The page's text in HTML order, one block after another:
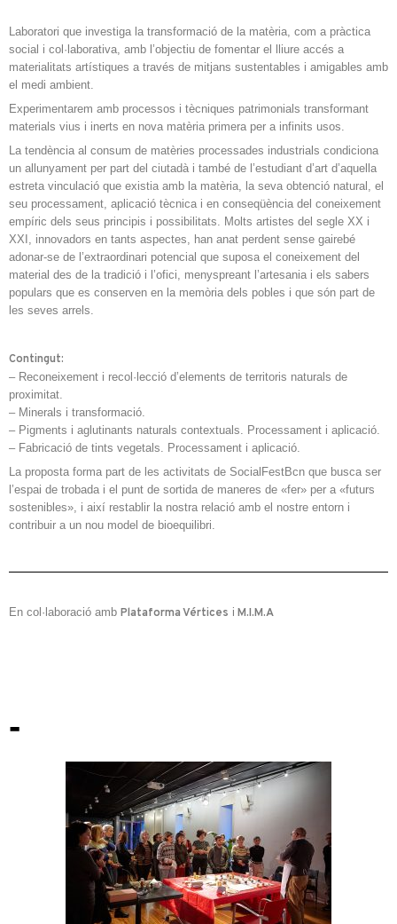
Laboratori que investiga la transformació de la matèria, com a pràctica
social i col·laborativa, amb l’objectiu de fomentar el lliure accés a
materialitats artístiques a través de mitjans sustentables i amigables amb
el medi ambient.
Experimentarem amb processos i tècniques patrimonials transformant
materials vius i inerts en nova matèria primera per a infinits usos.
La tendència al consum de matèries processades industrials condiciona
un allunyament per part del ciutadà i també de l’estudiant d’art d’aquella
estreta vinculació que existia amb la matèria, la seva obtenció natural, el
seu processament, aplicació tècnica i en conseqüència del coneixement
empíric dels seus principis i possibilitats. Molts artistes del segle XX i
XXI, innovadors en tants aspectes, han anat perdent sense gairebé
adonar-se de l’extraordinari potencial que suposa el coneixement del
material des de la tradició i l’ofici, menyspreant l’artesania i els sabers
populars que es conserven en la memòria dels pobles i que són part de
les seves arrels.
Contingut:
– Reconeixement i recol·lecció d’elements de territoris naturals de
proximitat.
– Minerals i transformació.
– Pigments i aglutinants naturals contextuals. Processament i aplicació.
– Fabricació de tints vegetals. Processament i aplicació.
La proposta forma part de les activitats de SocialFestBcn que busca ser
l’espai de trobada i el punt de sortida de maneres de «fer» per a «futurs
sostenibles», i així restablir la nostra relació amb el nostre entorn i
contribuir a un nou model de bioequilibri.
En col·laboració amb Plataforma Vértices i M.I.M.A
-